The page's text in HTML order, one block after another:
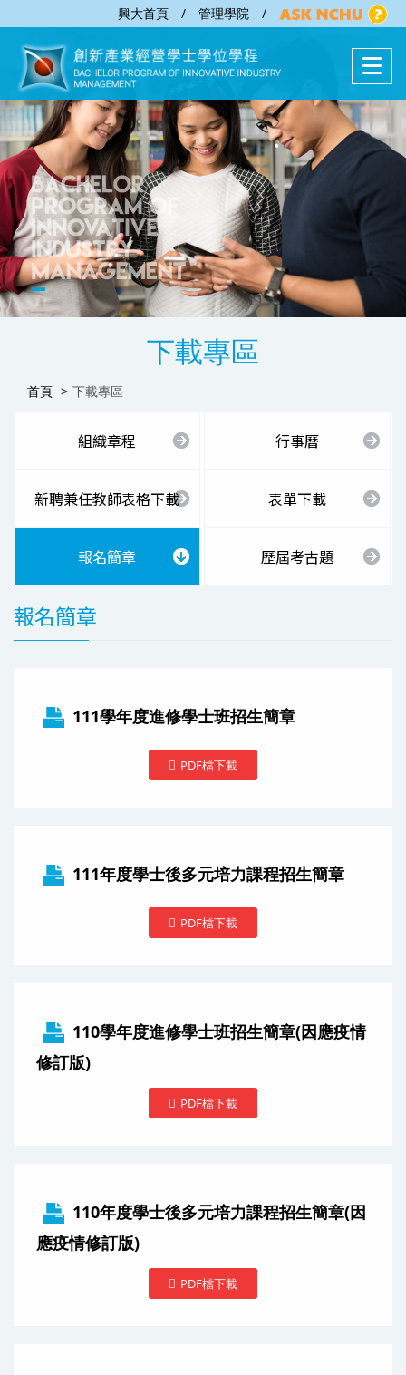
興大首頁 / 管理學院 /
下載專區
首頁 下載專區
組織章程 行事曆
新聘兼任教師表格下載 表單下載
報名簡章 歷屆考古題
報名簡章
111學年度進修學士班招生簡章
PDF檔下載
111年度學士後多元培力課程招生簡章
PDF檔下載
110學年度進修學士班招生簡章(因應疫情
修訂版)
PDF檔下載
110年度學士後多元培力課程招生簡章(因
應疫情修訂版)
PDF檔下載